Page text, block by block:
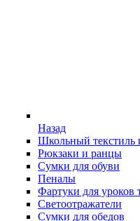
Назад
Школьный текстиль
Рюкзаки и ранцы
Сумки для обуви
Пеналы
Фартуки для уроков
Светоотражатели
Сумки для обедов